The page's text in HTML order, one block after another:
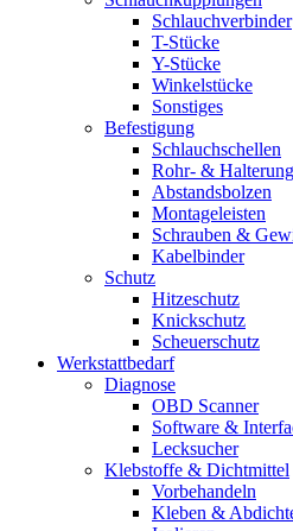
Schlauchverbinder
T-Stücke
Y-Stücke
Winkelstücke
Sonstiges
Befestigung
Schlauchschellen
Rohr- &
Abstandsbolzen
Montageleisten
Schrauben &
Kabelbinder
Schutz
Hitzeschutz
Knickschutz
Scheuerschutz
Werkstattbedarf
Diagnose
OBD Scanner
Software &
Lecksucher
Klebstoffe & Dichtmittel
Vorbehandeln
Kleben &